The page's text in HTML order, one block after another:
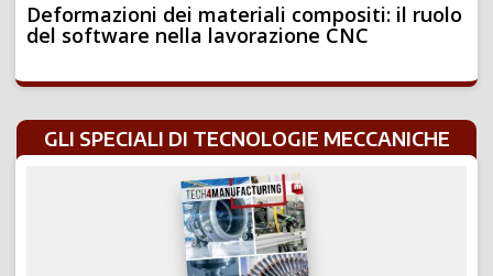
Deformazioni dei materiali compositi: il ruolo
del software nella lavorazione CNC
GLI SPECIALI DI TECNOLOGIE MECCANICHE